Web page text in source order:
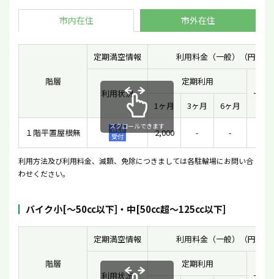
市内在住 市外在住
階層
定期満空情報 利用料金（一般）（円）
利用状況
定期利用
一時
1ヶ月
3ヶ月 6ヶ月
１階平置屋根無
WEB
受付
2,000 - -
スクロールできます
利用方法及び利用料金、減額、免除につきましては各駐輪場にお問い合
わせください。
バイク小[〜50cc以下]・中[50cc超〜125cc以下]
階層
定期満空情報 利用料金（一般）（円）
利用状況
定期利用
一時